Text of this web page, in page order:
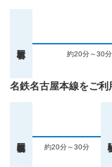
約20分～30分
名鉄名古屋本線をご利
約20分～30分